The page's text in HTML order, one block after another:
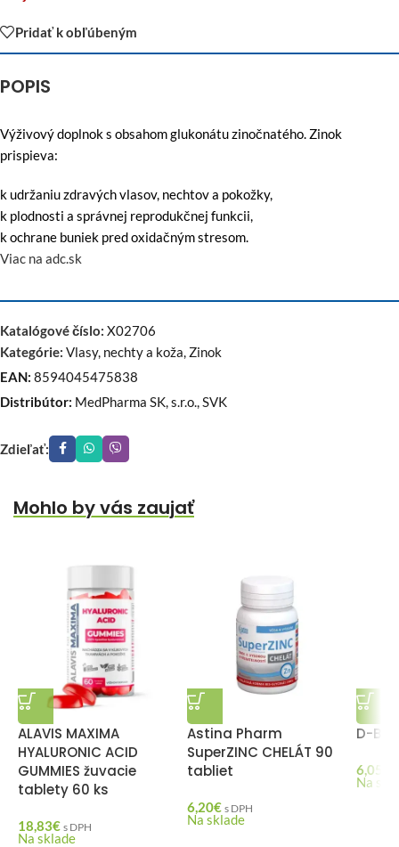
Pridať k obľúbeným
POPIS
Výživový doplnok s obsahom glukonátu zinočnatého. Zinok
prispieva:
k udržaniu zdravých vlasov, nechtov a pokožky,
k plodnosti a správnej reprodukčnej funkcii,
k ochrane buniek pred oxidačným stresom.
Viac na adc.sk
Katalógové číslo: X02706
Kategórie: Vlasy, nechty a koža, Zinok
EAN: 8594045475838
Distribútor: MedPharma SK, s.r.o., SVK
Zdieľať:
Mohlo by vás zaujať
ALAVIS MAXIMA
HYALURONIC ACID
GUMMIES žuvacie
tablety 60 ks
18,83€ s DPH
Na sklade
Astina Pharm
SuperZINC CHELÁT 90
tabliet
6,20€ s DPH
Na sklade
D-
6,05
Na